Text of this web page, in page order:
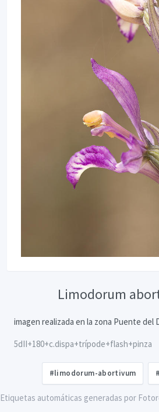
Limodorum
imagen realizada en la zona Puente del
5dII+180+c.dispa+trípode+flash+pinza
#limodorum-abortivum
Etiquetas automáticas generadas por